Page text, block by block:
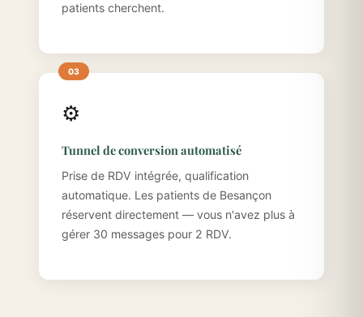
patients cherchent.
⚙️
Tunnel de conversion automatisé
Prise de RDV intégrée, qualification
automatique. Les patients de Besançon
réservent directement — vous n'avez plus à
gérer 30 messages pour 2 RDV.